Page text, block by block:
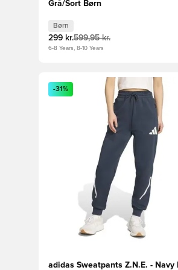
Grå/Sort Børn
Børn
299 kr.599,95 kr.
6-8 Years, 8-10 Years
Åbner en Modal til at logge
-31%
adidas Sweatpants Z.N.E. - Navy